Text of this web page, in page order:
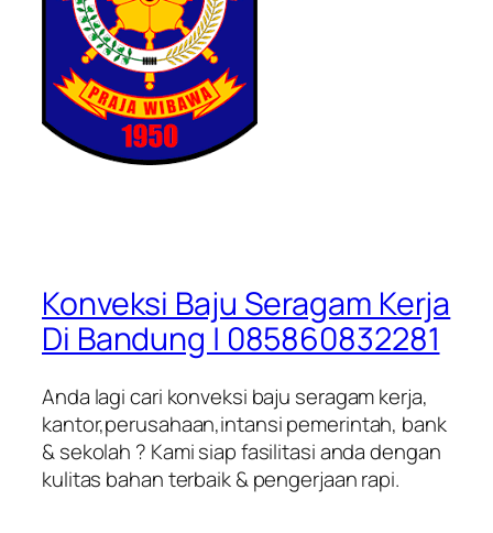
Konveksi Baju Seragam Kerja
Di Bandung | 085860832281
Anda lagi cari konveksi baju seragam kerja,
kantor,perusahaan,intansi pemerintah, bank
& sekolah ? Kami siap fasilitasi anda dengan
kulitas bahan terbaik & pengerjaan rapi.